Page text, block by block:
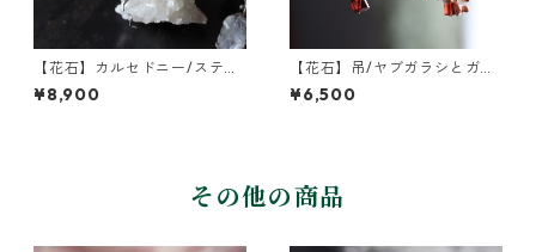
【花石】カルセドニー/スティ
ルバイトとヤエムグラ
¥8,900
【花石】吊/ヤブガラシとガー
ネット
¥6,500
その他の商品